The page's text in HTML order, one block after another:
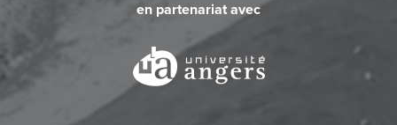
en partenariat avec